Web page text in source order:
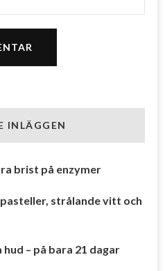
INLÄGGEN
brist på enzymer
pasteller, strålande vitt och
– på bara 21 dagar